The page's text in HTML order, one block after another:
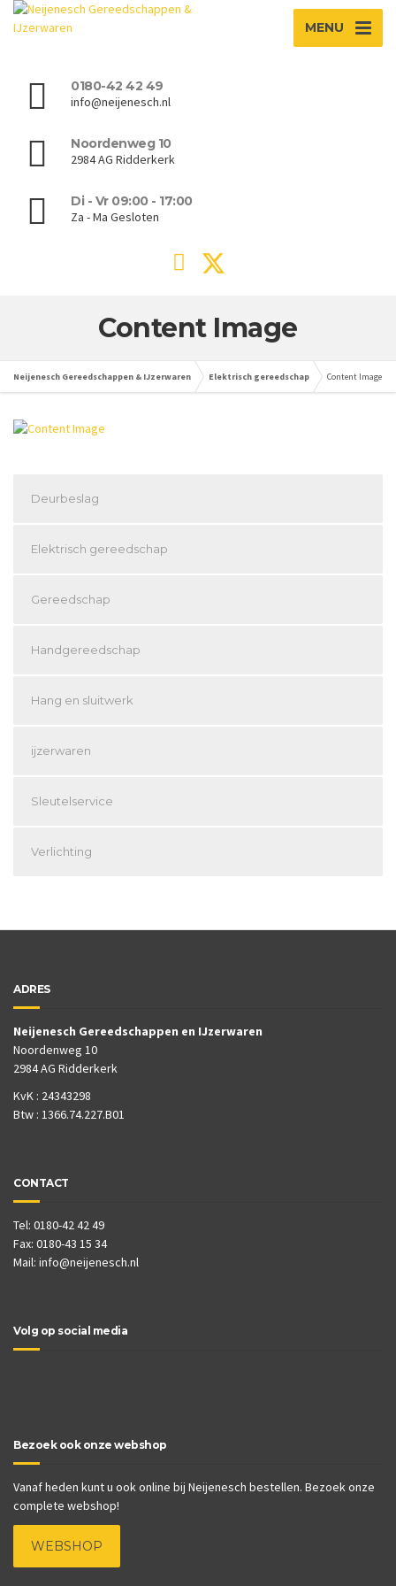
MENU
0180-42 42 49
info@neijenesch.nl
Noordenweg 10
2984 AG Ridderkerk
Di - Vr 09:00 - 17:00
Za - Ma Gesloten
Content Image
Neijenesch Gereedschappen & IJzerwaren Elektrisch gereedschap Content Image
Deurbeslag
Elektrisch gereedschap
Gereedschap
Handgereedschap
Hang en sluitwerk
ijzerwaren
Sleutelservice
Verlichting
ADRES
Neijenesch Gereedschappen en IJzerwaren
Noordenweg 10
2984 AG Ridderkerk
KvK : 24343298
Btw : 1366.74.227.B01
CONTACT
Tel: 0180-42 42 49
Fax: 0180-43 15 34
Mail: info@neijenesch.nl
Volg op social media
Bezoek ook onze webshop
Vanaf heden kunt u ook online bij Neijenesch bestellen. Bezoek onze
complete webshop!
WEBSHOP